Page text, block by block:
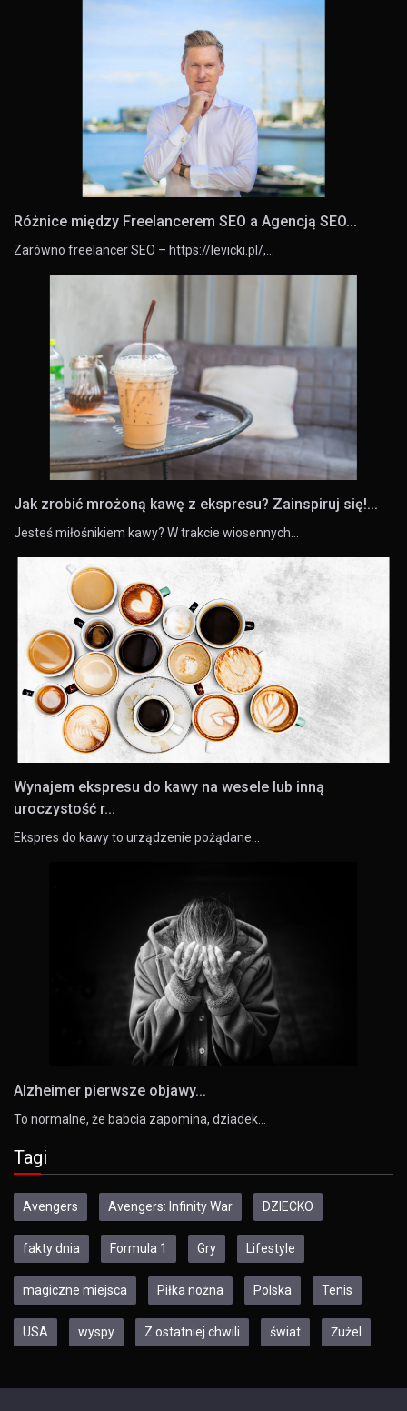
Różnice między Freelancerem SEO a Agencją SEO...
Zarówno freelancer SEO – https://levicki.pl/,…
Jak zrobić mrożoną kawę z ekspresu? Zainspiruj się!...
Jesteś miłośnikiem kawy? W trakcie wiosennych…
Wynajem ekspresu do kawy na wesele lub inną
uroczystość r...
Ekspres do kawy to urządzenie pożądane…
Alzheimer pierwsze objawy...
To normalne, że babcia zapomina, dziadek…
Tagi
Avengers Avengers: Infinity War DZIECKO
fakty dnia Formula 1 Gry Lifestyle
magiczne miejsca Piłka nożna Polska Tenis
USA wyspy Z ostatniej chwili świat Żużel